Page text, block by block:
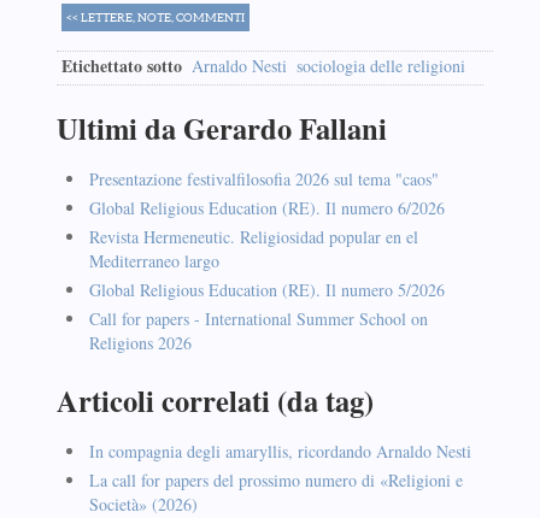
<< LETTERE, NOTE, COMMENTI
Etichettato sotto Arnaldo Nesti sociologia delle religioni
Ultimi da Gerardo Fallani
Presentazione festivalfilosofia 2026 sul tema "caos"
Global Religious Education (RE). Il numero 6/2026
Revista Hermeneutic. Religiosidad popular en el
Mediterraneo largo
Global Religious Education (RE). Il numero 5/2026
Call for papers - International Summer School on
Religions 2026
Articoli correlati (da tag)
In compagnia degli amaryllis, ricordando Arnaldo Nesti
La call for papers del prossimo numero di «Religioni e
Società» (2026)